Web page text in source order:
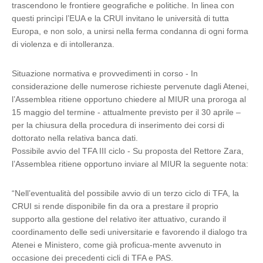
trascendono le frontiere geografiche e politiche. In linea con
questi princìpi l’EUA e la CRUI invitano le università di tutta
Europa, e non solo, a unirsi nella ferma condanna di ogni forma
di violenza e di intolleranza.
Situazione normativa e provvedimenti in corso - In
considerazione delle numerose richieste pervenute dagli Atenei,
l’Assemblea ritiene opportuno chiedere al MIUR una proroga al
15 maggio del termine - attualmente previsto per il 30 aprile –
per la chiusura della procedura di inserimento dei corsi di
dottorato nella relativa banca dati.
Possibile avvio del TFA III ciclo - Su proposta del Rettore Zara,
l’Assemblea ritiene opportuno inviare al MIUR la seguente nota:
“Nell’eventualità del possibile avvio di un terzo ciclo di TFA, la
CRUI si rende disponibile fin da ora a prestare il proprio
supporto alla gestione del relativo iter attuativo, curando il
coordinamento delle sedi universitarie e favorendo il dialogo tra
Atenei e Ministero, come già proficua-mente avvenuto in
occasione dei precedenti cicli di TFA e PAS.